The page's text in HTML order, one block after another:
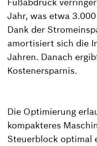
Jahr, was etwa
Dank der
amortisiert sich die
Jahren. Danach
Kostenersparnis.
Die Optimierung
kompakteres
Steuerblock optimal